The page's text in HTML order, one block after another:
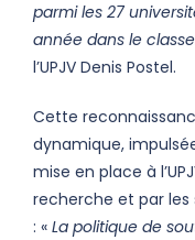
parmi les 27
année dans le
l’UPJV Denis Postel.
Cette
dynamique,
mise en place à
recherche et par les
: « La politique de